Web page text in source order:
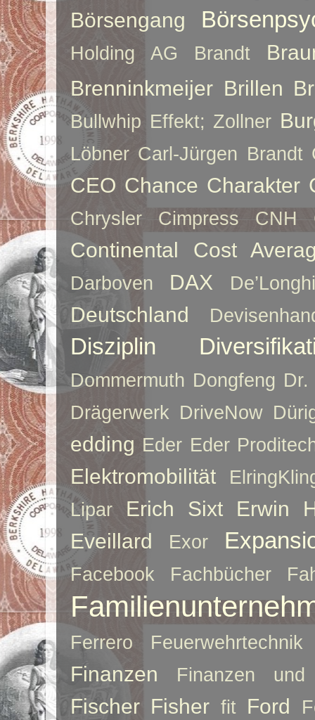
Börsengang
Holding AG Brandt
Brenninkmeijer Brillen
Bullwhip Effekt; Zollner
Löbner Carl-Jürgen Brandt
CEO Chance Charakter
Chrysler Cimpress CNH
Continental Cost
Darboven DAX De’Longhi
Deutschland
Disziplin
Dommermuth Dongfeng Dr.
Drägerwerk DriveNow
edding Eder Eder
Elektromobilität
Lipar
Erich Sixt
Erwin
Eveillard
Exor
Facebook Fachbücher
Ferrero Feuerwehrtechnik
Finanzen Finanzen und
Fischer Fisher fit Ford